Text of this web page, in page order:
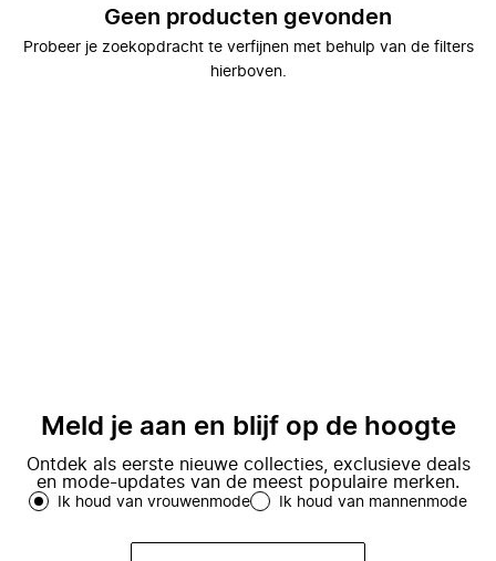
Geen producten gevonden
Probeer je zoekopdracht te verfijnen met behulp van de filters
hierboven.
Meld je aan en blijf op de hoogte
Ontdek als eerste nieuwe collecties, exclusieve deals
en mode-updates van de meest populaire merken.
Ik houd van vrouwenmode Ik houd van mannenmode